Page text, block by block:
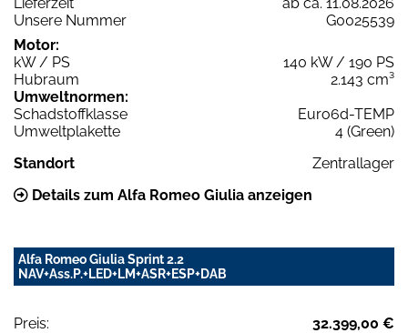
Unsere Nummer
G0025539
Motor:
kW / PS
140 kW / 190 PS
Hubraum
2.143 cm³
Umweltnormen:
Schadstoffklasse
Euro6d-TEMP
Umweltplakette
4 (Green)
Standort
Zentrallager
Details zum Alfa Romeo Giulia anzeigen
Alfa Romeo Giulia Sprint 2.2
NAV+Ass.P.+LED+LM+ASR+ESP+DAB
Preis:
32.399,00 €